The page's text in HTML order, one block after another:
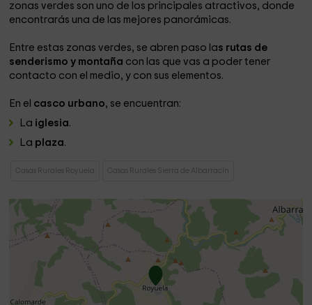
zonas verdes son uno de los principales atractivos, donde
encontrarás una de las mejores panorámicas.
Entre estas zonas verdes, se abren paso las rutas de
senderismo y montaña con las que vas a poder tener
contacto con el medio, y con sus elementos.
En el casco urbano, se encuentran:
La iglesia.
La plaza.
Casas Rurales Royuela Casas Rurales Sierra de Albarracín